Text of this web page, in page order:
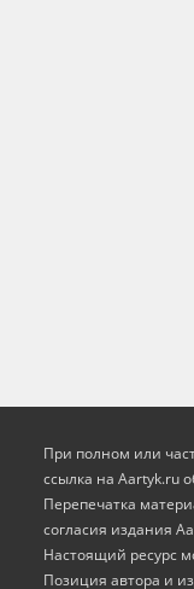
При полном или
ссылка на Aartyk.ru
Перепечатка
согласия издания
Настоящий ресурс
Позиция автора и